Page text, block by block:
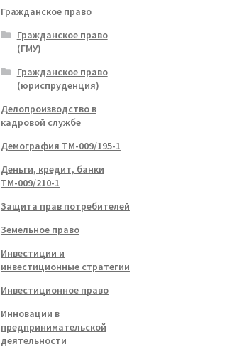
Гражданское право
Гражданское право
(ГМУ)
Гражданское право
(юриспруденция)
Делопроизводство в
кадровой службе
Демография ТМ-009/195-1
Деньги, кредит, банки
ТМ-009/210-1
Защита прав потребителей
Земельное право
Инвестиции и
инвестиционные стратегии
Инвестиционное право
Инновации в
предпринимательской
деятельности